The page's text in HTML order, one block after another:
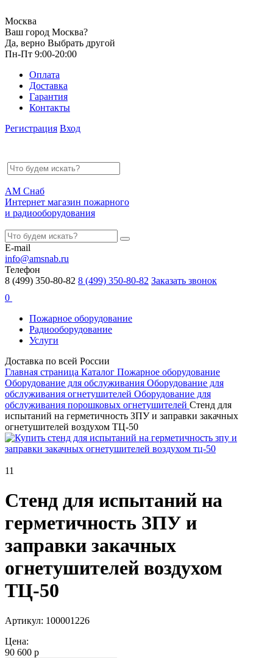
Москва
Ваш город Москва?
Да, верно Выбрать другой
Пн-Пт 9:00-20:00
Оплата
Доставка
Гарантия
Контакты
Регистрация Вход
АМ Снаб
Интернет магазин пожарного
и радиооборудования
E-mail
info@amsnab.ru
Телефон
8 (499) 350-80-82 8 (499) 350-80-82 Заказать звонок
0
Пожарное оборудование
Радиооборудование
Услуги
Доставка по всей России
Главная страница Каталог Пожарное оборудование
Оборудование для обслуживания Оборудование для
обслуживания огнетушителей Оборудование для
обслуживания порошковых огнетушителей Стенд для
испытаний на герметичность ЗПУ и заправки закачных
огнетушителей воздухом ТЦ-50
11
Стенд для испытаний на
герметичность ЗПУ и
заправки закачных
огнетушителей воздухом
ТЦ-50
Артикул: 100001226
Цена:
90 600 р